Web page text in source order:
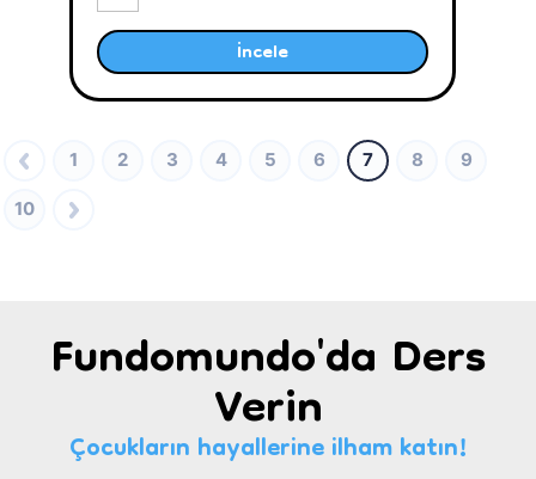
İncele
1 2 3 4 5 6 7 8 9
10
Fundomundo'da Ders
Verin
Çocukların hayallerine ilham katın!